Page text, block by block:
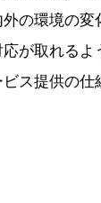
の環境の
が取れる
ス提供の